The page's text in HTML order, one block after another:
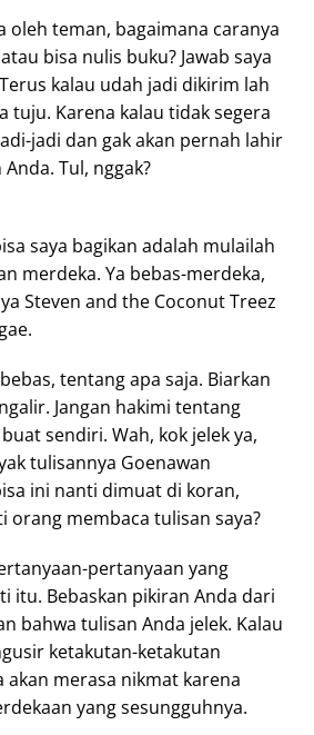
oleh teman, bagaimana caranya
bisa nulis buku? Jawab saya
kalau udah jadi dikirim lah
tuju. Karena kalau tidak segera
jadi dan gak akan pernah lahir
Tul, nggak?
saya bagikan adalah mulailah
merdeka. Ya bebas-merdeka,
Steven and the Coconut Treez
tentang apa saja. Biarkan
Jangan hakimi tentang
sendiri. Wah, kok jelek ya,
tulisannya Goenawan
ini nanti dimuat di koran,
orang membaca tulisan saya?
pertanyaan yang
itu. Bebaskan pikiran Anda dari
bahwa tulisan Anda jelek. Kalau
ketakutan-ketakutan
akan merasa nikmat karena
yang sesungguhnya.